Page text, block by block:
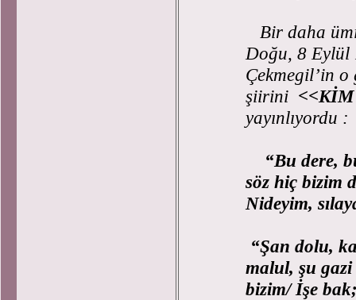
Bir daha
Doğu, 8 Eylül
Çekmegil’in o
şiirini
yayınlıyordu :
“Bu dere,
söz hiç bizim
Nideyim,
“Şan dolu,
malul, şu gazi
bizim/ İşe